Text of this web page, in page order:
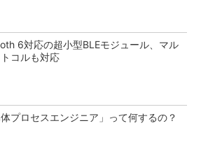
6対応の超小型BLEモジュール、マル
コルも対応
体プロセスエンジニア」って何するの？